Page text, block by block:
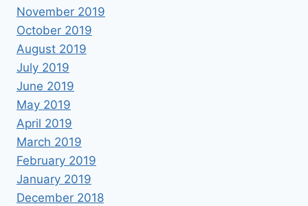
November 2019
October 2019
August 2019
July 2019
June 2019
May 2019
April 2019
March 2019
February 2019
January 2019
December 2018